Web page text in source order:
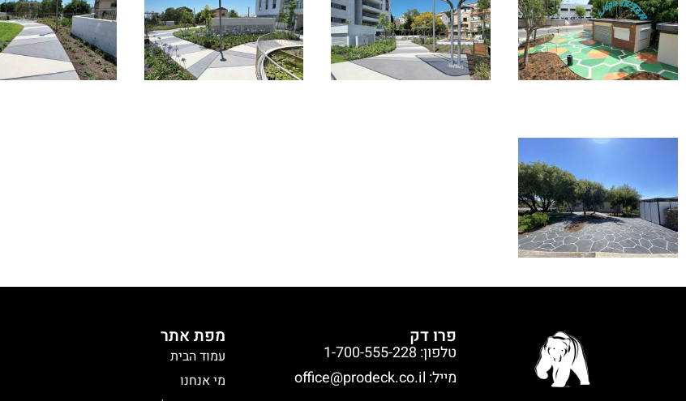
פרו דק
טלפון: 1-700-555-228
מייל: office@prodeck.co.il
מפת אתר
עמוד הבית
מי אנחנו